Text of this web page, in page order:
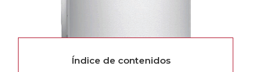
Índice de contenidos